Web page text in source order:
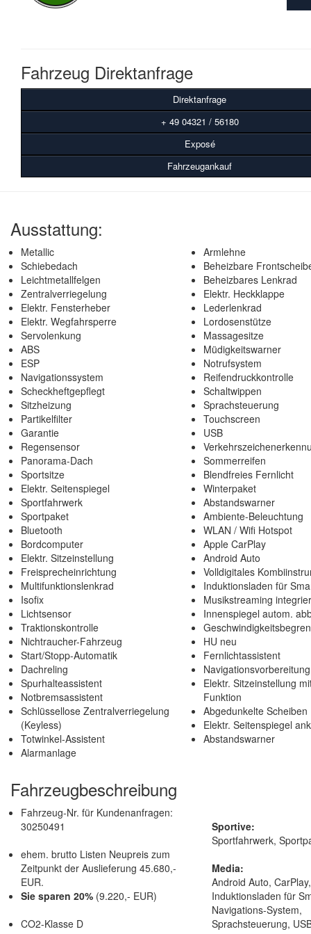
Fahrzeug Direktanfrage
Direktanfrage
+ 49 04321 / 56180
Exposé
Fahrzeugankauf
Ausstattung:
Metallic
Schiebedach
Leichtmetallfelgen
Zentralverriegelung
Elektr. Fensterheber
Elektr. Wegfahrsperre
Servolenkung
ABS
ESP
Navigationssystem
Scheckheftgepflegt
Sitzheizung
Partikelfilter
Garantie
Regensensor
Panorama-Dach
Sportsitze
Elektr. Seitenspiegel
Sportfahrwerk
Sportpaket
Bluetooth
Bordcomputer
Elektr. Sitzeinstellung
Freisprecheinrichtung
Multifunktionslenkrad
Isofix
Lichtsensor
Traktionskontrolle
Nichtraucher-Fahrzeug
Start/Stopp-Automatik
Dachreling
Spurhalteassistent
Notbremsassistent
Schlüssellose Zentralverriegelung
(Keyless)
Totwinkel-Assistent
Alarmanlage
Armlehne
Beheizbare
Beheizbares Lenkrad
Elektr. Heckklappe
Lederlenkrad
Lordosenstütze
Massagesitze
Müdigkeitswarner
Notrufsystem
Reifendruckkontrolle
Schaltwippen
Sprachsteuerung
Touchscreen
USB
Sommerreifen
Blendfreies Fernlicht
Winterpaket
Abstandswarner
Ambiente-Beleuchtung
WLAN / Wifi Hotspot
Apple CarPlay
Android Auto
Volldigitales
Induktionsladen für
Musikstreaming
Innenspiegel autom.
HU neu
Fernlichtassistent
Navigationsvorbereitung
Elektr. Sitzeinstellung
Funktion
Abgedunkelte Scheiben
Elektr. Seitenspiegel
Abstandswarner
Fahrzeugbeschreibung
Fahrzeug-Nr. für Kundenanfragen:
30250491
ehem. brutto Listen Neupreis zum
Zeitpunkt der Auslieferung 45.680,-
EUR.
Sie sparen 20% (9.220,- EUR)
CO2-Klasse D
Sportive:
Sportfahrwerk,
Media:
Android Auto,
Induktionsladen für
Navigations-System,
Sprachsteuerung,